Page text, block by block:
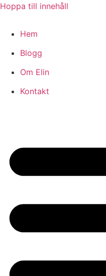
Hoppa till innehåll
Hem
Blogg
Om Elin
Kontakt